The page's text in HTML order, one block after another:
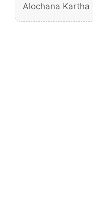
Alochana Kartha